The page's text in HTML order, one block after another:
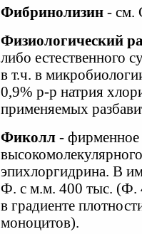
Фибринолизин - см.
Физиологический
либо естественного
в т.ч. в
0,9% р-р натрия
применяемых
Фиколл - фирменное
эпихлоргидрина. В
Ф. с м.м. 400 тыс. (Ф.
в градиенте
моноцитов).